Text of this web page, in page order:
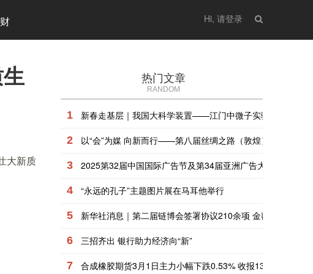
Hi, 请登录
大新质
热门文章
RANDOM
1 新春走基层｜我国大科学装置——江门中微子实验开始灌注
2 以“会”为媒 向新而行——第八届丝绸之路（敦煌）国际文化
3 2025第32届中国国际广告节及第34届亚洲广告大会将在北京
4 “永远的孔子”主题图片展在马耳他举行
5 新华社消息｜第二届链博会签署协议210余项 金额超1520亿
6 三招齐出 银行助力经济向“新”
7 合成橡胶期货3月1日主力小幅下跌0.53% 收报13205.0元